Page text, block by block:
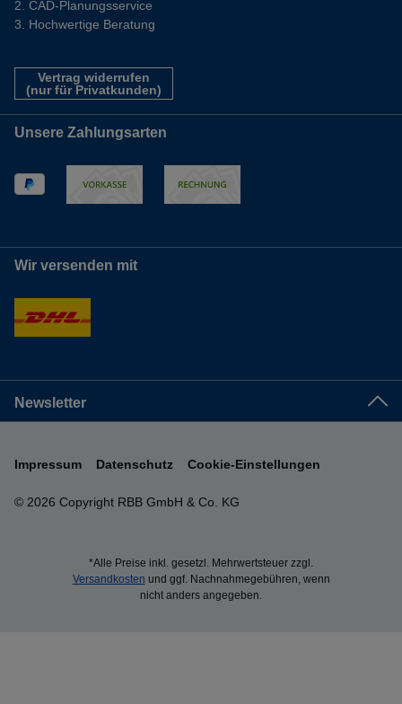
CAD-Planungsservice
Hochwertige Beratung
Vertrag widerrufen
(nur für Privatkunden)
Unsere Zahlungsarten
Wir versenden mit
Newsletter
© 2026 Copyright RBB GmbH & Co. KG
Impressum Datenschutz Cookie-Einstellungen
*Alle Preise inkl. gesetzl. Mehrwertsteuer zzgl.
Versandkosten und ggf. Nachnahmegebühren, wenn
nicht anders angegeben.